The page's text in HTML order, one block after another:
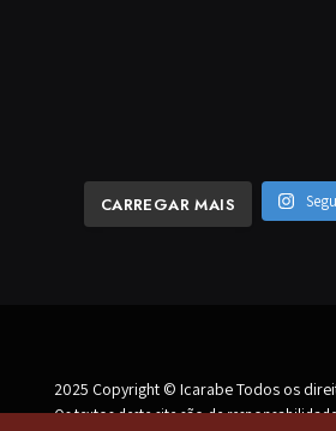
CARREGAR MAIS
2025 Copyright © Icarabe Todos os
Os textos deste site são de